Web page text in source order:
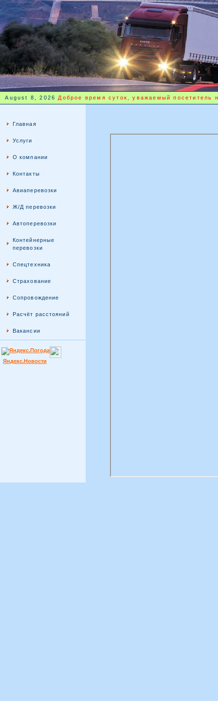
August 8, 2026 Доброе время суток, уважаемый посетитель
Главная
Услуги
О компании
Контакты
Авиаперевозки
Ж/Д перевозки
Автоперевозки
Контейнерные
перевозки
Спецтехника
Страхование
Сопровождение
Расчёт расстояний
Вакансии
Яндекс.Новости